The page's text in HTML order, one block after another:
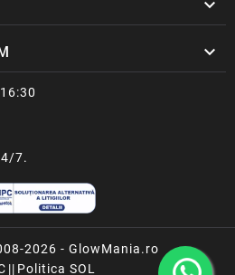


7.
2026 - GlowMania.ro
|| Politica SOL